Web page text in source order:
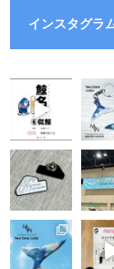
インスタグラ